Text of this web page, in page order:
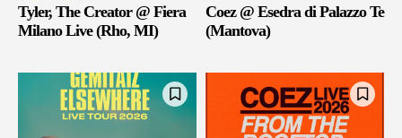
Tyler, The Creator @ Fiera
Milano Live (Rho, MI)
Coez @ Esedra di Palazzo Te
(Mantova)